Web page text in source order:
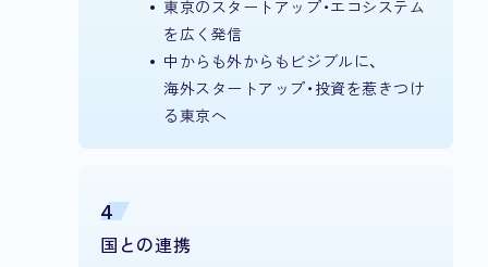
東京のスタートアップ・エコシステム
を広く発信
中からも外からもビジブルに、
海外スタートアップ・投資を惹きつけ
る東京へ
4
国との連携